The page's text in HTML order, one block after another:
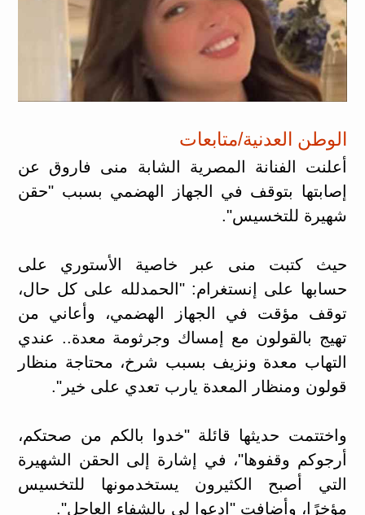
الوطن العدنية/متابعات
أعلنت الفنانة المصرية الشابة منى فاروق عن
إصابتها بتوقف في الجهاز الهضمي بسبب "حقن
شهيرة للتخسيس".
حيث كتبت منى عبر خاصية الأستوري على
حسابها على إنستغرام: "الحمدلله على كل حال،
توقف مؤقت في الجهاز الهضمي، وأعاني من
تهيج بالقولون مع إمساك وجرثومة معدة.. عندي
التهاب معدة ونزيف بسبب شرخ، محتاجة منظار
قولون ومنظار المعدة يارب تعدي على خير".
واختتمت حديثها قائلة "خدوا بالكم من صحتكم،
أرجوكم وقفوها"، في إشارة إلى الحقن الشهيرة
التي أصبح الكثيرون يستخدمونها للتخسيس
مؤخرًا، وأضافت "ادعوا لي بالشفاء العاجل".